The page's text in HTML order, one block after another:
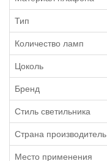
Тип
Количество ламп
Цоколь
Бренд
Стиль светильника
Страна производитель
Место применения